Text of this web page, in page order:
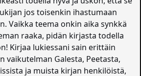
jos toisenkin ihastumaan
Vaikka teema onkin aika synkkä
raaka, pidän kirjasta todella
Kirjaa lukiessani sain erittäin
vaikutelman Galesta, Peetasta,
ja muista kirjan henkilöistä,